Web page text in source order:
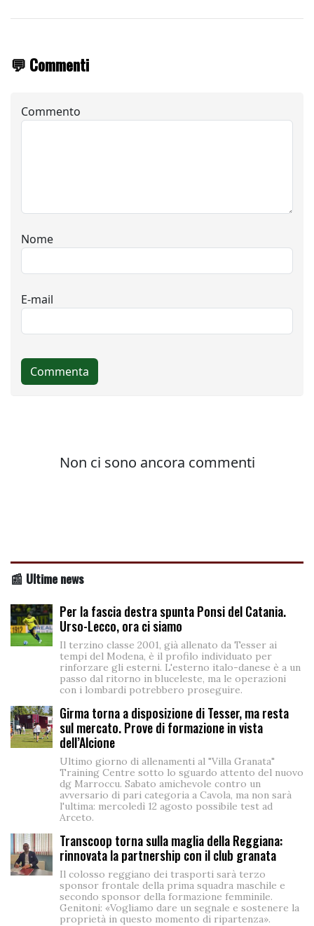
💬 Commenti
📰 Ultime news
Per la fascia destra spunta Ponsi del Catania.
Urso-Lecco, ora ci siamo
Il terzino classe 2001, già allenato da Tesser ai
tempi del Modena, è il profilo individuato per
rinforzare gli esterni. L'esterno italo-danese è a un
passo dal ritorno in bluceleste, ma le operazioni
con i lombardi potrebbero proseguire.
Girma torna a disposizione di Tesser, ma resta
sul mercato. Prove di formazione in vista
dell’Alcione
Ultimo giorno di allenamenti al "Villa Granata"
Training Centre sotto lo sguardo attento del nuovo
dg Marroccu. Sabato amichevole contro un
avversario di pari categoria a Cavola, ma non sarà
l'ultima: mercoledì 12 agosto possibile test ad
Arceto.
Transcoop torna sulla maglia della Reggiana:
rinnovata la partnership con il club granata
Il colosso reggiano dei trasporti sarà terzo
sponsor frontale della prima squadra maschile e
secondo sponsor della formazione femminile.
Genitoni: «Vogliamo dare un segnale e sostenere la
proprietà in questo momento di ripartenza».